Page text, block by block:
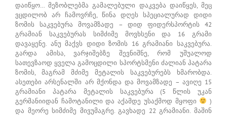
დაიწყო… მეზობლებმა გამალებული დაკვება დაიწყეს, მეც
ვცდილობ არ ჩამოვრჩე, წინა დღეს სპეციალურად დიდი
ზომის საკვებურა მოვამზადე – დიდ ფიდერსპორტის 42
გრამიან საკვებურას სიმძიმე მოვხსენი და 16 გრამი
დავაყენე. ანუ მაქვს დიდი ზომის 16 გრამიანი საკვებურა.
გარდა ამისა, ვარჯიშებზე შევნიშნე, რომ უშუალოდ
სათევზაოდ ყველა გამოცდილი სპორტსმენი ძალიან პატარა
ზომის, მაგრამ მძიმე მეტალის საკვებურებს ხმარობდა.
ასეთები არსენალში არ მქონდა და მოვამზადე – ავიღე 15
გრამიანი პატარა მეტალის საკვებურა (5 წლის უკან
გერმანიიდან ჩამოტანილი და აქამდე უსაქმოდ მყოფი
)
და მეორე სიმძიმე მივუმაგრე. გავხადე 22 გრამიანი. მაშინ